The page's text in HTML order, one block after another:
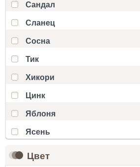
Сандал
Сланец
Сосна
Тик
Хикори
Цинк
Яблоня
Ясень
Цвет